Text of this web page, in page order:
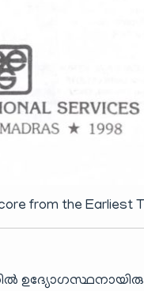
from the Earliest